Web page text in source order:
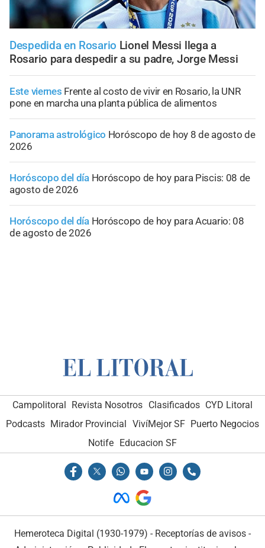
Despedida en Rosario Lionel Messi llega a
Rosario para despedir a su padre, Jorge Messi
Este viernes Frente al costo de vivir en Rosario, la UNR
pone en marcha una planta pública de alimentos
Panorama astrológico Horóscopo de hoy 8 de agosto de
2026
Horóscopo del día Horóscopo de hoy para Piscis: 08 de
agosto de 2026
Horóscopo del día Horóscopo de hoy para Acuario: 08
de agosto de 2026
Campolitoral Revista Nosotros Clasificados CYD Litoral
Podcasts Mirador Provincial VivíMejor SF Puerto Negocios
Notife Educacion SF
Hemeroteca Digital (1930-1979) - Receptorías de avisos -